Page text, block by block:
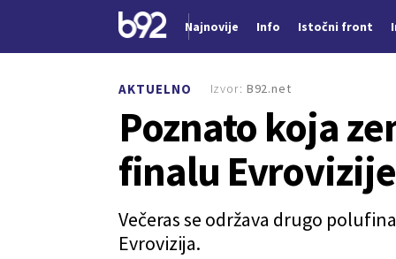
Najnovije Info Istočni front
AKTUELNO
Poznato koja
finalu Evrovizije
Večeras se održava drugo
Evrovizija.
Izvor: B92.net